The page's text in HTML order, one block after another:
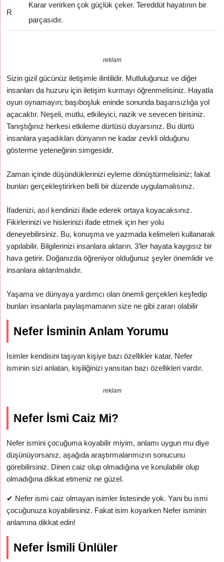
R
Karar verirken çok güçlük çeker. Tereddüt hayatının bir
parçasıdır.
reklam
Sizin gizil gücünüz iletişimle ilintilidir. Mutluluğunuz ve diğer
insanları da huzuru için iletişim kurmayı öğrenmelisiniz. Hayatla
oyun oynamayın; başıboşluk eninde sonunda başarısızlığa yol
açacaktır. Neşeli, mutlu, etkileyici, nazik ve sevecen birisiniz.
Tanıştığınız herkesi etkileme dürtüsü duyarsınız. Bu dürtü
insanlara yaşadıkları dünyanın ne kadar zevkli olduğunu
gösterme yeteneğinin simgesidir.
Zaman içinde düşündüklerinizi eyleme dönüştürmelisiniz; fakat
bunları gerçekleştirirken belli bir düzende uygulamalısınız.
İfadenizi, asıl kendinizi ifade ederek ortaya koyacaksınız.
Fikirlerinizi ve hislerinizi ifade etmek için her yolu
deneyebilirsiniz. Bu, konuşma ve yazmada kelimeleri kullanarak
yapılabilir. Bilgilerinizi insanlara aktarın. 3’ler hayata kaygısız bir
hava getirir. Doğanızda öğreniyor olduğunuz şeyler önemlidir ve
insanlara aktarılmalıdır.
Yaşama ve dünyaya yardımcı olan önemli gerçekleri keşfedip
bunları insanlarla paylaşmamanın size ne gibi zararı olabilir
Nefer İsminin Anlam Yorumu
İsimler kendisini taşıyan kişiye bazı özellikler katar. Nefer
isminin sizi anlatan, kişiliğinizi yansıtan bazı özellikleri vardır.
reklam
Nefer İsmi Caiz Mi?
Nefer ismini çocuğuma koyabilir miyim, anlamı uygun mu diye
düşünüyorsanız, aşağıda araştırmalarımızın sonucunu
görebilirsiniz. Dinen caiz olup olmadığına ve konulabilir olup
olmadığına dikkat etmeniz ne güzel.
✔ Nefer ismi caiz olmayan isimler listesinde yok. Yani bu ismi
çocuğunuza koyabilirsiniz. Fakat isim koyarken Nefer isminin
anlamına dikkat edin!
Nefer İsmili Ünlüler